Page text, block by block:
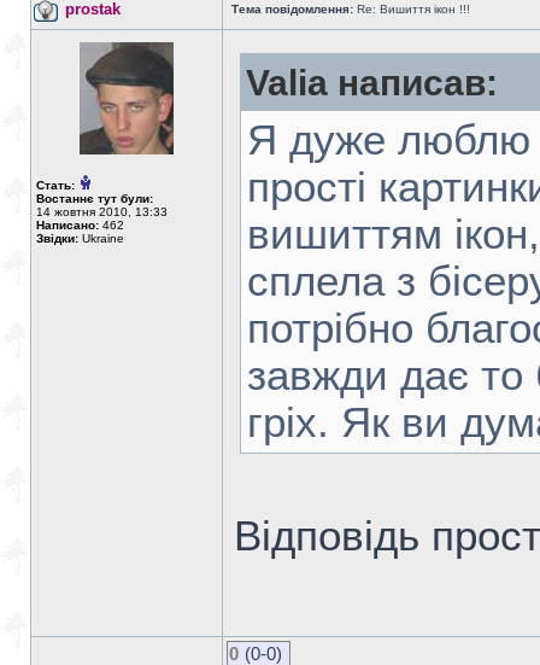
prostak Тема повідомлення: Re: Вишиття ікон !!!
Стать:
Востаннє тут були:
14 жовтня 2010, 13:33
Написано: 462
Звідки: Ukraine
Valia написав:
Я дуже люблю
прості
вишиттям
сплела з
потрібно
завжди дає
гріх. Як ви
Відповідь
0 (0-0)